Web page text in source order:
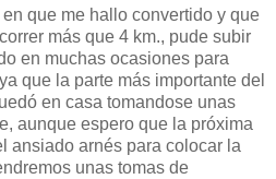
que me hallo convertido y que
más que 4 km., pude subir
en muchas ocasiones para
que la parte más importante del
en casa tomandose unas
aunque espero que la próxima
ansiado arnés para colocar la
unas tomas de